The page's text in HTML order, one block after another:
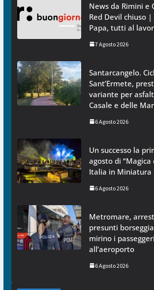
News da Rimini e
Red Devil chiuso
Papa, tutti al
7 Agosto 2026
Santarcangelo.
Sant’Ermete,
variante per
Casale e delle
6 Agosto 2026
Un successo la
agosto di “Magica
Italia in Miniatura
6 Agosto 2026
Metromare,
presunti
mirino i
all’aeroporto
6 Agosto 2026